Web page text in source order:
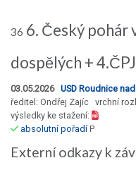
36 6. Český pohár
dospělých +
03.05.2026 USD Roudnice
ředitel: Ondřej Zajíc vrchní
výsledky ke stažení:
absolutní pořadíP
Externí odkazy k